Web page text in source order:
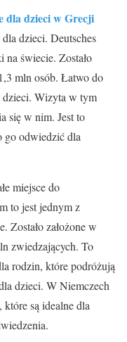
dla dzieci w Grecji
dzieci. Deutsches
świecie. Zostało
mln osób. Łatwo do
dzieci. Wizyta w tym
się w nim. Jest to
go odwiedzić dla
miejsce do
to jest jednym z
Zostało założone w
zwiedzających. To
rodzin, które podróżują
dzieci. W Niemczech
są idealne dla